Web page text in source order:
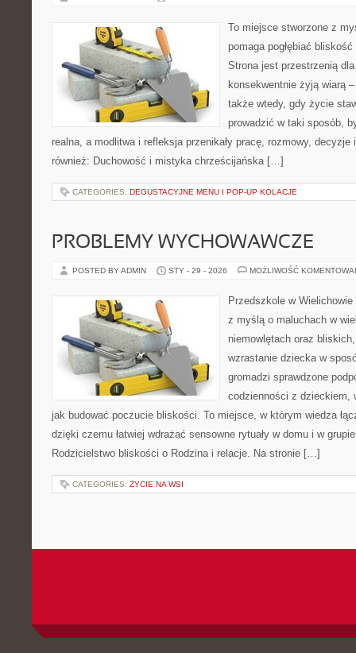
To miejsce stworzone z
pomaga pogłębiać
Strona jest przestrzenią
konsekwentnie żyją wiarą
także wtedy, gdy życie
prowadzić w taki sposób,
realna, a modlitwa i refleksja przenikały pracę, rozmowy,
również: Duchowość i mistyka chrześcijańska […]
CATEGORIES: DEGUSTACYJNE MENU I POP-UP KOLACJE
PROBLEMY WYCHOWAWCZE
POSTED BY ADMIN STY - 29 - 2026 MOŻLIWOŚĆ
Przedszkole w
z myślą o maluchach w
niemowlętach oraz
wzrastanie dziecka w
gromadzi sprawdzone
codzienności z dzieckiem,
jak budować poczucie bliskości. To miejsce, w którym wiedza
dzięki czemu łatwiej wdrażać sensowne rytuały w domu i w
Rodzicielstwo bliskości o Rodzina i relacje. Na stronie […]
CATEGORIES: ŻYCIE NA WSI